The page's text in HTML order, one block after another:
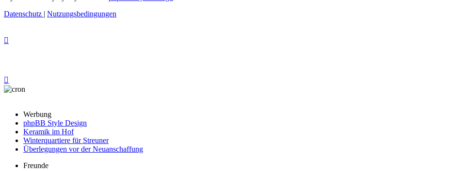
Datenschutz | Nutzungsbedingungen
Werbung
phpBB Style Design
Keramik im Hof
Winterquartiere für Streuner
Überlegungen vor der Neuanschaffung
Freunde